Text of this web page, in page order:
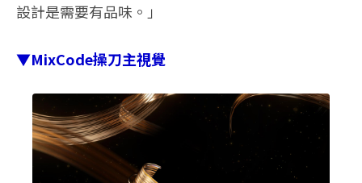
設計是需要有品味。」
▼MixCode操刀主視覺